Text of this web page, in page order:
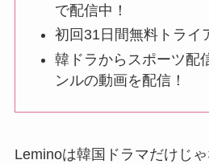
で配信中！
初回31日間無料トライ
韓ドラからスポーツ配
ンルの動画を配信！
Leminoは韓国ドラマだけじ